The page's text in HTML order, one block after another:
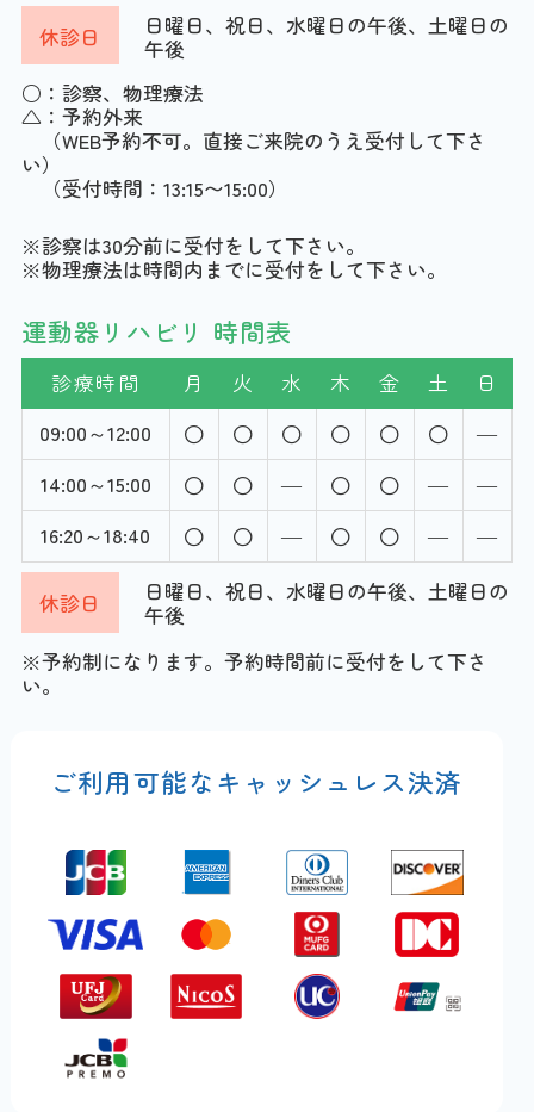
休診日
日曜日、祝日、水曜日の午後、土曜日の
午後
○：診察、物理療法
△： 予約外来
（WEB予約不可。直接ご来院のうえ受付して下さ
い）
（受付時間：13:15〜15:00）
※診察は30分前に受付をして下さい。
※物理療法は時間内までに受付をして下さい。
運動器リハビリ 時間表
診療時間 月 火 水 木 金 土
日
09:00～12:00
―
14:00～15:00
― ―
―
16:20～18:40
― ― ―
休診日
日曜日、祝日、水曜日の午後、土曜日の
午後
※予約制になります。予約時間前に受付をして下さ
い。
ご利用可能なキャッシュレス決済